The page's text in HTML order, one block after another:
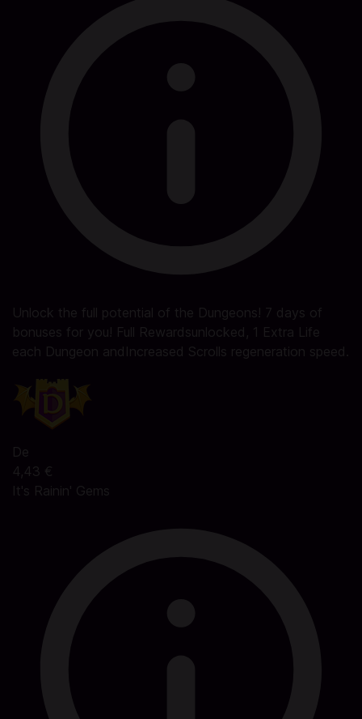
Unlock the full potential of the Dungeons! 7 days of
bonuses for you! Full Rewardsunlocked, 1 Extra Life
each Dungeon andIncreased Scrolls regeneration speed.
De
4,43 €
It's Rainin' Gems